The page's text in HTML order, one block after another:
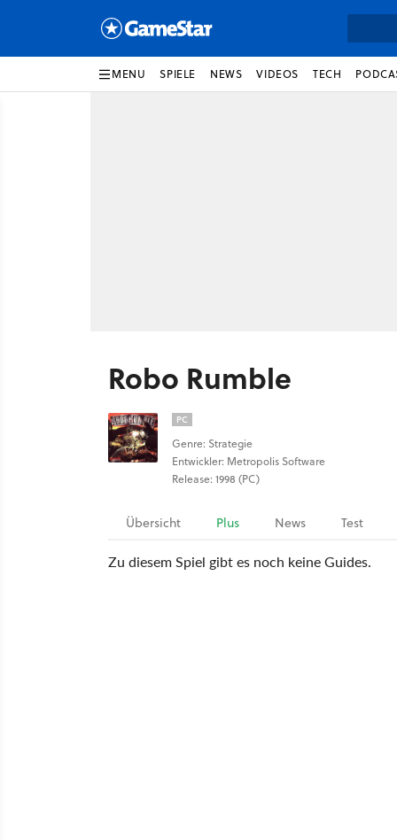
MENU SPIELE NEWS VIDEOS TECH
Robo Rumble
PC
Genre: Strategie
Entwickler: Metropolis Software
Release: 1998 (PC)
Übersicht Plus News Test
Zu diesem Spiel gibt es noch keine Guides.